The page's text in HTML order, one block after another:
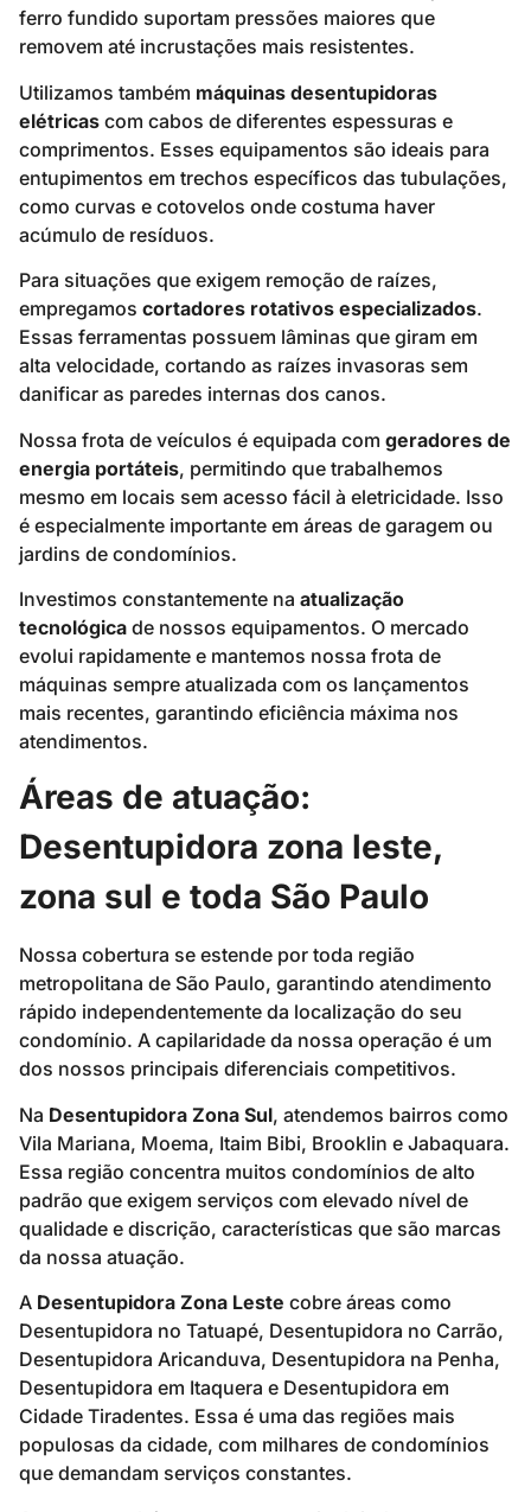
ferro fundido suportam pressões maiores que
removem até incrustações mais resistentes.
Utilizamos também máquinas desentupidoras
elétricas com cabos de diferentes espessuras e
comprimentos. Esses equipamentos são ideais para
entupimentos em trechos específicos das tubulações,
como curvas e cotovelos onde costuma haver
acúmulo de resíduos.
Para situações que exigem remoção de raízes,
empregamos cortadores rotativos especializados.
Essas ferramentas possuem lâminas que giram em
alta velocidade, cortando as raízes invasoras sem
danificar as paredes internas dos canos.
Nossa frota de veículos é equipada com geradores de
energia portáteis, permitindo que trabalhemos
mesmo em locais sem acesso fácil à eletricidade. Isso
é especialmente importante em áreas de garagem ou
jardins de condomínios.
Investimos constantemente na atualização
tecnológica de nossos equipamentos. O mercado
evolui rapidamente e mantemos nossa frota de
máquinas sempre atualizada com os lançamentos
mais recentes, garantindo eficiência máxima nos
atendimentos.
Áreas de atuação:
Desentupidora zona leste,
zona sul e toda São Paulo
Nossa cobertura se estende por toda região
metropolitana de São Paulo, garantindo atendimento
rápido independentemente da localização do seu
condomínio. A capilaridade da nossa operação é um
dos nossos principais diferenciais competitivos.
Na Desentupidora Zona Sul, atendemos bairros como
Vila Mariana, Moema, Itaim Bibi, Brooklin e Jabaquara.
Essa região concentra muitos condomínios de alto
padrão que exigem serviços com elevado nível de
qualidade e discrição, características que são marcas
da nossa atuação.
A Desentupidora Zona Leste cobre áreas como
Desentupidora no Tatuapé, Desentupidora no Carrão,
Desentupidora Aricanduva, Desentupidora na Penha,
Desentupidora em Itaquera e Desentupidora em
Cidade Tiradentes. Essa é uma das regiões mais
populosas da cidade, com milhares de condomínios
que demandam serviços constantes.